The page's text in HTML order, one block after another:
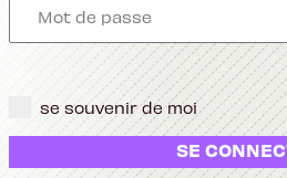
se souvenir de moi
SE